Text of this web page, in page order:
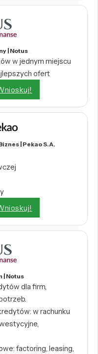
| Notus
w jednym miejscu
ofert
| Pekao S.A.
| Notus
dla firm,
w rachunku
factoring, leasing,